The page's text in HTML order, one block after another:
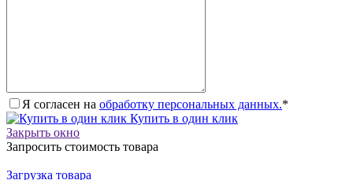
Я согласен на обработку персональных данных.*
Купить в один клик
Закрыть окно
Запросить стоимость товара
Загрузка товара